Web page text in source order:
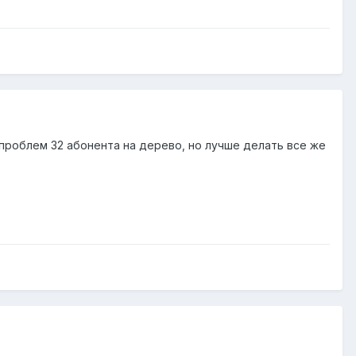
32 абонента на дерево, но лучше делать все же